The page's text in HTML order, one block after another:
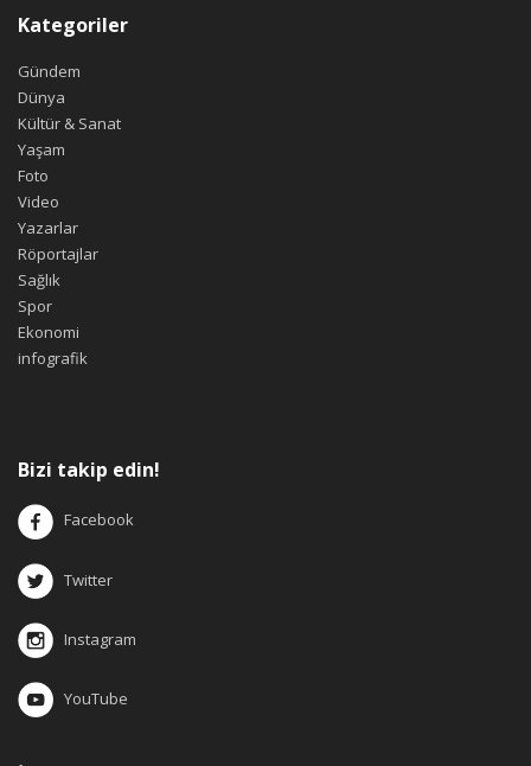
Kategoriler
Gündem
Dünya
Kültür & Sanat
Yaşam
Foto
Video
Yazarlar
Röportajlar
Sağlık
Spor
Ekonomi
infografik
Bizi takip edin!
Facebook
Twitter
Instagram
YouTube